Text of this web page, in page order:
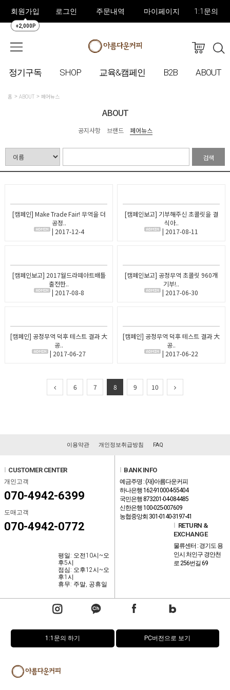
회원가입
+2,000P
로그인 주문내역 마이페이지 1:1문의
정기구독 SHOP 교육&캠페인 B2B ABOUT
홈 ABOUT 페어뉴스
ABOUT
공지사항 브랜드 페어뉴스
검색
[캠페인] Make Trade Fair! 무역을 더
공정..
| 2017-12-4
[캠페인보고] 기부해주신 초콜릿을 결
식아..
| 2017-08-11
[캠페인보고] 2017월드라떼아트배틀
출전한..
| 2017-08-8
[캠페인보고] 공정무역 초콜릿 960개
기부!..
| 2017-06-30
[캠페인] 공정무역 덕후 테스트 결과 大
공..
| 2017-06-27
[캠페인] 공정무역 덕후 테스트 결과 大
공..
| 2017-06-22
6 7 8 9 10
이용약관 개인정보취급방침 FAQ
CUSTOMER CENTER
개인고객
070-4942-6399
도매고객
070-4942-0772
평일: 오전10시~오
후5시
점심: 오후12시~오
후1시
휴무: 주말, 공휴일
BANK INFO
예금주명 : (재)아름다운커피
하나은행 162-910004-55404
국민은행 873201-04-084485
신한은행 100-025-007609
농협중앙회 301-0140-3197-41
RETURN &
EXCHANGE
물류센터 : 경기도 용
인시 처인구 경안천
로 256번길 69
1:1문의 하기 PC버전으로 보기